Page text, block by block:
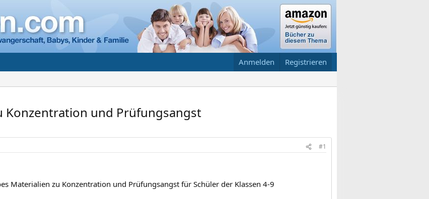
Anmelden Registrieren
Konzentration und Prüfungsangst
#1
Materialien zu Konzentration und Prüfungsangst für Schüler der Klassen 4-9